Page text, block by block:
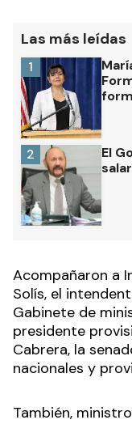
Las más leídas
1
El
2
Acompañaron a
Solís, el
Gabinete de
presidente
Cabrera, la
nacionales y
También,